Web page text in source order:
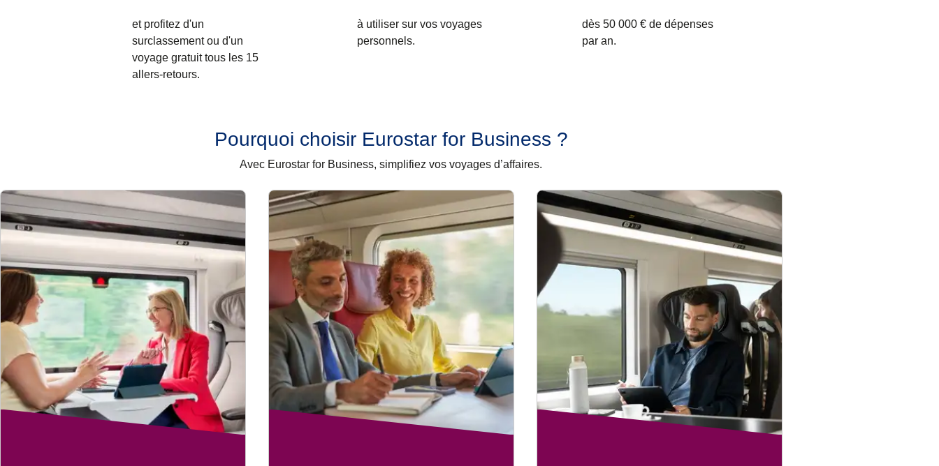
et profitez d'un
surclassement ou d'un
voyage gratuit tous les 15
allers-retours.
à utiliser sur vos voyages
personnels.
dès 50 000 € de dépenses
par an.
Pourquoi choisir Eurostar for Business ?
Avec Eurostar for Business, simplifiez vos voyages d’affaires.